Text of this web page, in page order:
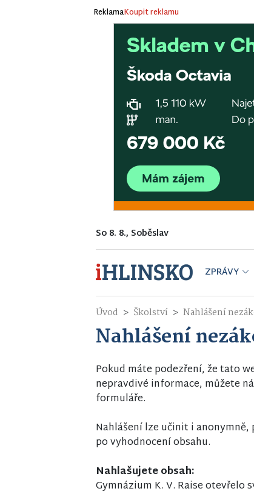
ReklamaKoupit reklamu
So 8. 8., Soběslav
ZPRÁVY
Úvod Školství Nahlášení
Nahlášení
Pokud máte podezření, že tato
nepravdivé informace, můžete
formuláře.
Nahlášení lze učinit i
po vyhodnocení obsahu.
Nahlašujete obsah:
Gymnázium K. V. Raise otevřelo